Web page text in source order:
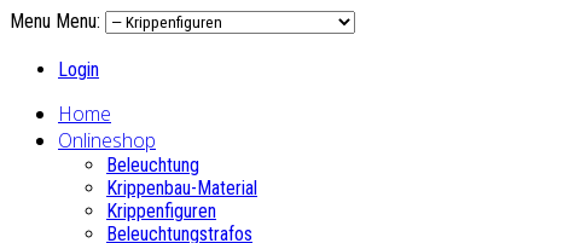
Menu Menu:
Login
Home
Onlineshop
Beleuchtung
Krippenbau-Material
Krippenfiguren
Beleuchtungstrafos